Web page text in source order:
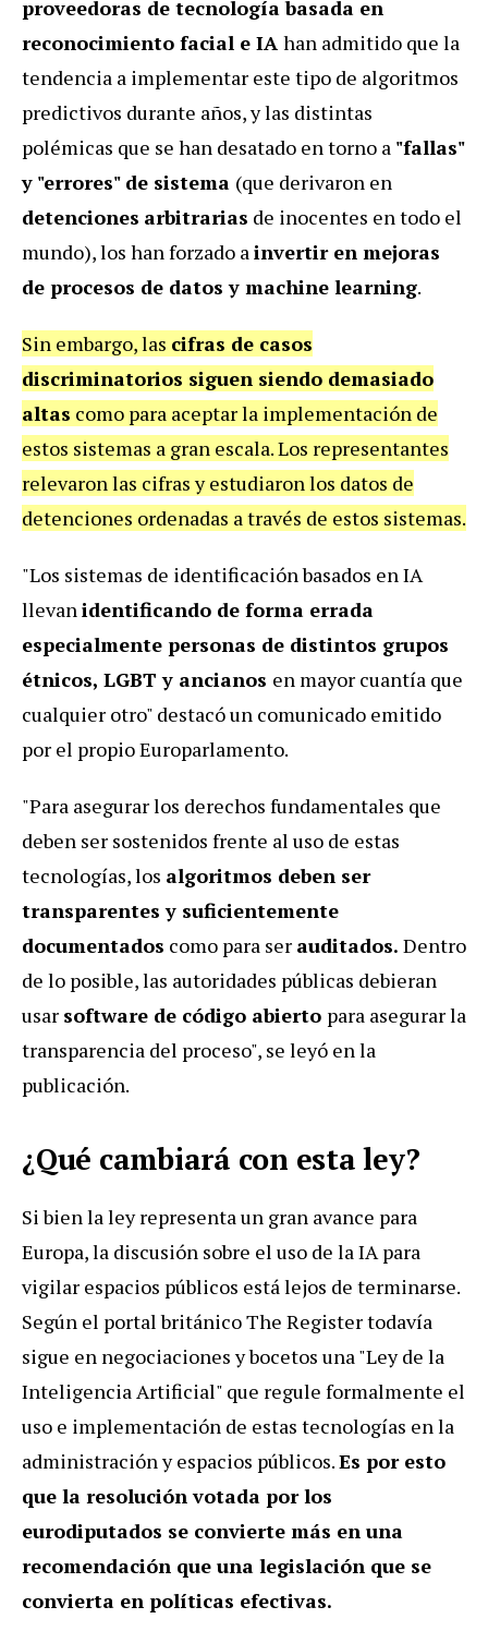
proveedoras de tecnología basada en
reconocimiento facial e IA han admitido que la
tendencia a implementar este tipo de algoritmos
predictivos durante años, y las distintas
polémicas que se han desatado en torno a "fallas"
y "errores" de sistema (que derivaron en
detenciones arbitrarias de inocentes en todo el
mundo), los han forzado ainvertir en mejoras
de procesos de datos y machine learning.
Sin embargo, las cifras de casos
discriminatorios siguen siendo demasiado
altas como para aceptar la implementación de
estos sistemas a gran escala. Los representantes
relevaron las cifras y estudiaron los datos de
detenciones ordenadas a través de estos sistemas.
"Los sistemas de identificación basados en IA
llevanidentificando de forma errada
especialmente personas de distintos grupos
étnicos, LGBT y ancianos en mayor cuantía que
cualquier otro" destacó un comunicado emitido
por el propio Europarlamento.
"Para asegurar los derechos fundamentales que
deben ser sostenidos frente al uso de estas
tecnologías, los algoritmos deben ser
transparentes y suficientemente
documentados como para ser auditados. Dentro
de lo posible, las autoridades públicas debieran
usar software de código abierto para asegurar la
transparencia del proceso", se leyó en la
publicación.
¿Qué cambiará con esta ley?
Si bien la ley representa un gran avance para
Europa, la discusión sobre el uso de la IA para
vigilar espacios públicos está lejos de terminarse.
Según el portal británico The Register todavía
sigue en negociaciones y bocetos una "Ley de la
Inteligencia Artificial" que regule formalmente el
uso e implementación de estas tecnologías en la
administración y espacios públicos.Es por esto
que la resolución votada por los
eurodiputados se convierte más en una
recomendación que una legislación que se
convierta en políticas efectivas.